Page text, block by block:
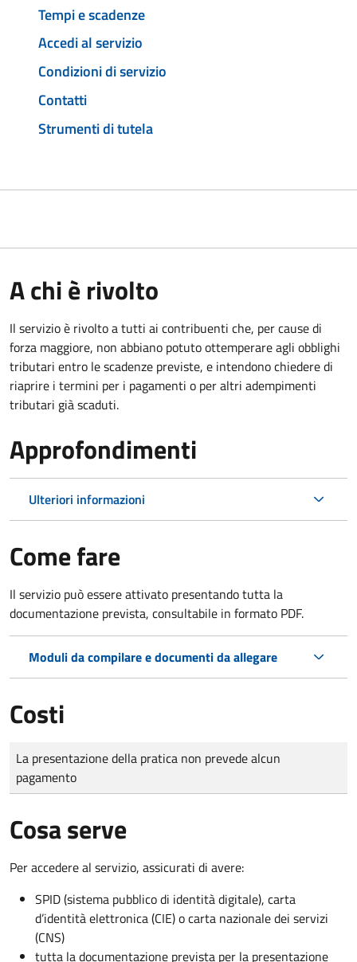
Tempi e scadenze
Accedi al servizio
Condizioni di servizio
Contatti
Strumenti di tutela
A chi è rivolto
Il servizio è rivolto a tutti ai contribuenti che, per cause di
forza maggiore, non abbiano potuto ottemperare agli obblighi
tributari entro le scadenze previste, e intendono chiedere di
riaprire i termini per i pagamenti o per altri adempimenti
tributari già scaduti.
Approfondimenti
Ulteriori informazioni
Come fare
Il servizio può essere attivato presentando tutta la
documentazione prevista, consultabile in formato PDF.
Moduli da compilare e documenti da allegare
Costi
Tipo di pagamento
Importo
La presentazione della pratica non prevede alcun
pagamento
Cosa serve
Per accedere al servizio, assicurati di avere:
SPID (sistema pubblico di identità digitale), carta
d’identità elettronica (CIE) o carta nazionale dei servizi
(CNS)
tutta la documentazione prevista per la presentazione